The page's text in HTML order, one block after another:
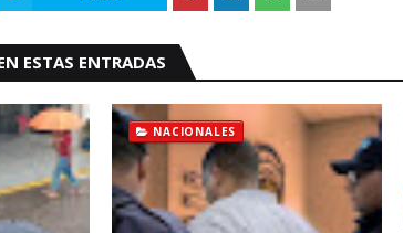
ESTAS ENTRADAS
NACIONALES